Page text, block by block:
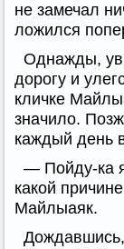
не замечал
ложился
Однажды,
дорогу и
кличке
значило.
каждый день
— Пойду-ка
какой
Майлыаяк.
Дождавшись,